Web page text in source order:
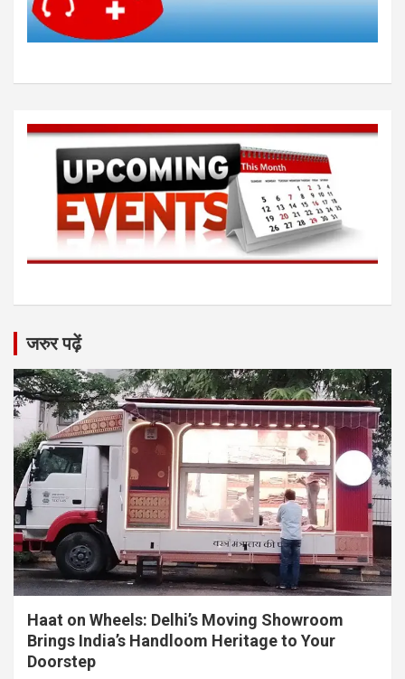
जरुर पढ़ें
Haat on Wheels: Delhi’s Moving Showroom
Brings India’s Handloom Heritage to Your
Doorstep